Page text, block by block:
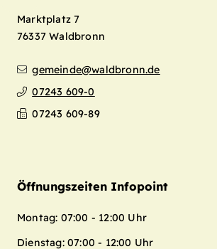
Marktplatz 7
76337 Waldbronn
gemeinde@waldbronn.de
07243 609-0
07243 609-89
Öffnungszeiten Infopoint
Montag: 07:00 - 12:00 Uhr
Dienstag: 07:00 - 12:00 Uhr